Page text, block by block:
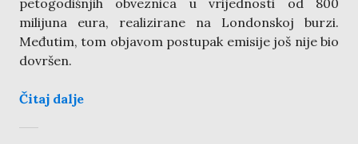
milijuna eura, realizirane na Londonskoj burzi.
Međutim, tom objavom postupak emisije još nije bio
dovršen.
Čitaj dalje